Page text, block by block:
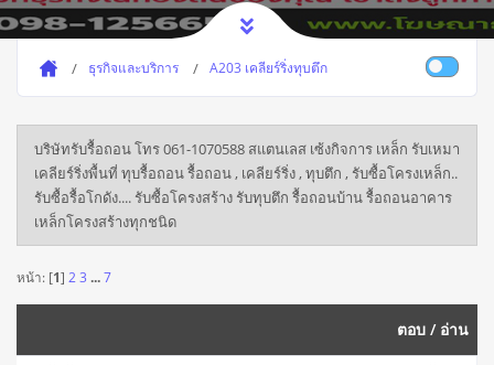
ธุรกิจและบริการ A203 เคลียร์ริ่งทุบตึก
บริษัทรับรื้อถอน โทร 061-1070588 สแตนเลส เซ้งกิจการ เหล็ก รับเหมา
เคลียร์ริ่งพื้นที่ ทุบรื้อถอน รื้อถอน , เคลียร์ริ่ง , ทุบตึก , รับซื้อโครงเหล็ก..
รับซื้อรื้อโกดัง.... รับซื้อโครงสร้าง รับทุบตึก รื้อถอนบ้าน รื้อถอนอาคาร
เหล็กโครงสร้างทุกชนิด
หน้า: [1] 2 3 ...7
ตอบ / อ่าน